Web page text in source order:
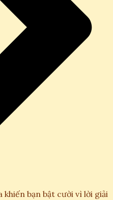
khiến bạn bật cười vì lời giải